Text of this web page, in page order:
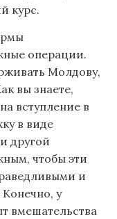
курс.
операции.
Молдову,
вы знаете,
вступление в
в виде
другой
чтобы эти
и
у
вмешательства